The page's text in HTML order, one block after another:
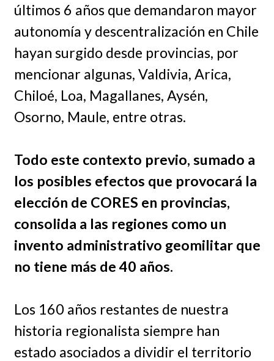
últimos 6 años que demandaron mayor
autonomía y descentralización en Chile
hayan surgido desde provincias, por
mencionar algunas, Valdivia, Arica,
Chiloé, Loa, Magallanes, Aysén,
Osorno, Maule, entre otras.
Todo este contexto previo, sumado a
los posibles efectos que provocará la
elección de CORES en provincias,
consolida a las regiones como un
invento administrativo geomilitar que
no tiene más de 40 años.
Los 160 años restantes de nuestra
historia regionalista siempre han
estado asociados a dividir el territorio